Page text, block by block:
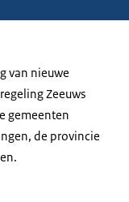
van nieuwe
Zeeuws
gemeenten
de provincie